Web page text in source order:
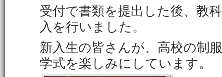
受付で書類を提出した後、教
入を行いました。
新入生の皆さんが、高校の制
学式を楽しみにしています。